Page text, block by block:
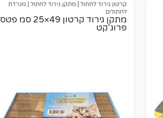
קרטון גירוד לחתול
מתקן גירוד לחתול | מגרדת
לחתולים
מתקן גירוד קרטון 49×25 סמ פטס
פרוג'קט